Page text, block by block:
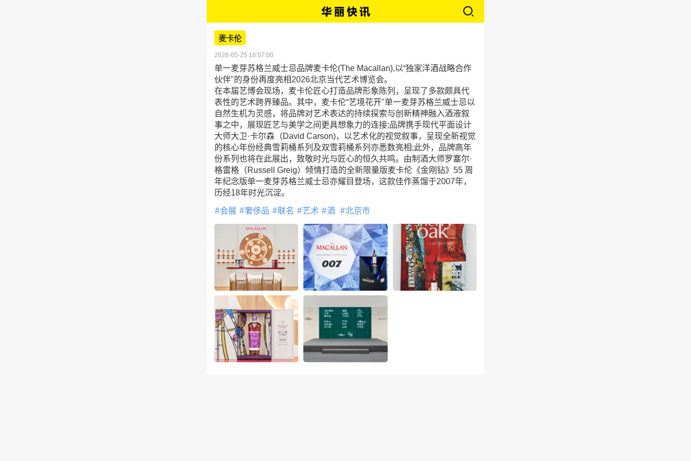
麦卡伦
2026-05-25 16:07:00
单一麦芽苏格兰威士忌品牌麦卡伦(The Macallan),以“独家洋酒战略合作
伙伴"的身份再度亮相2026北京当代艺术博览会。
在本届艺博会现场，麦卡伦匠心打造品牌形象陈列，呈现了多款颇具代
表性的艺术跨界臻品。其中，麦卡伦“艺境花开"单一麦芽苏格兰威士忌以
自然生机为灵感，将品牌对艺术表达的持续探索与创新精神融入酒液叙
事之中，展现匠艺与美学之间更具想象力的连接;品牌携手现代平面设计
大师大卫·卡尔森（David Carson)，以艺术化的视觉叙事，呈现全新视觉
的核心年份经典雪莉桶系列及双雪莉桶系列亦悉数亮相;此外，品牌高年
份系列也将在此展出，致敬时光与匠心的恒久共鸣。由制酒大师罗塞尔·
格雷格（Russell Greig）倾情打造的全新限量版麦卡伦《金刚钻》55 周
年纪念版单一麦芽苏格兰威士忌亦耀目登场，这款佳作蒸馏于2007年，
历经18年时光沉淀。
会展 奢侈品 联名 艺术 酒 北京市